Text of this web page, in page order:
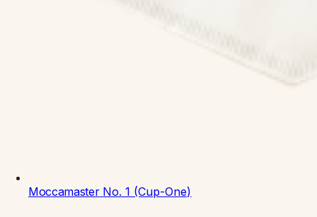
Moccamaster No. 1 (Cup-One)